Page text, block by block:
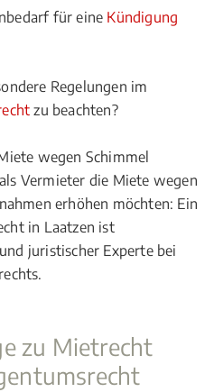
für eine Kündigung
Regelungen im
zu beachten?
wegen Schimmel
Vermieter die Miete wegen
erhöhen möchten: Ein
in Laatzen ist
juristischer Experte bei
zu Mietrecht